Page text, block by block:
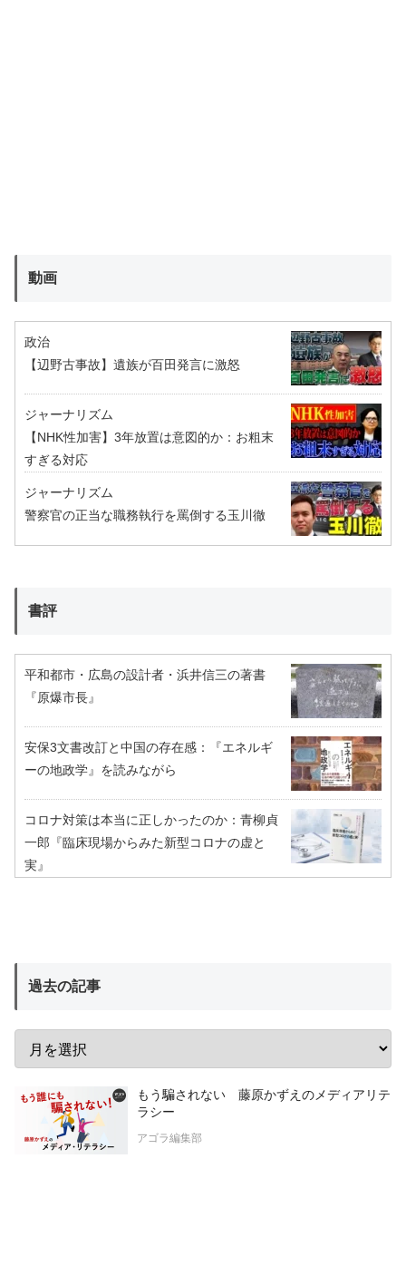
動画
政治
【辺野古事故】遺族が百田発言に激怒
ジャーナリズム
【NHK性加害】3年放置は意図的か：お粗末
すぎる対応
ジャーナリズム
警察官の正当な職務執行を罵倒する玉川徹
書評
平和都市・広島の設計者・浜井信三の著書
『原爆市長』
安保3文書改訂と中国の存在感：『エネルギ
ーの地政学』を読みながら
コロナ対策は本当に正しかったのか：青柳貞
一郎『臨床現場からみた新型コロナの虚と
実』
過去の記事
もう騙されない 藤原かずえのメディアリテ
ラシー
アゴラ編集部